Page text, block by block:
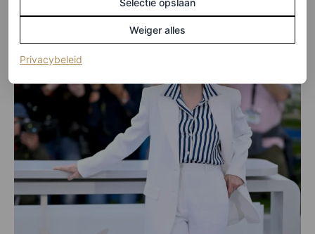
Weiger alles
Privacybeleid